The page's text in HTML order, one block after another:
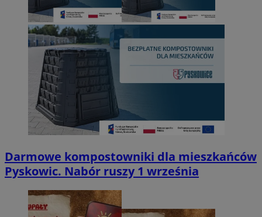
Darmowe kompostowniki dla mieszkańców
Pyskowic. Nabór ruszy 1 września